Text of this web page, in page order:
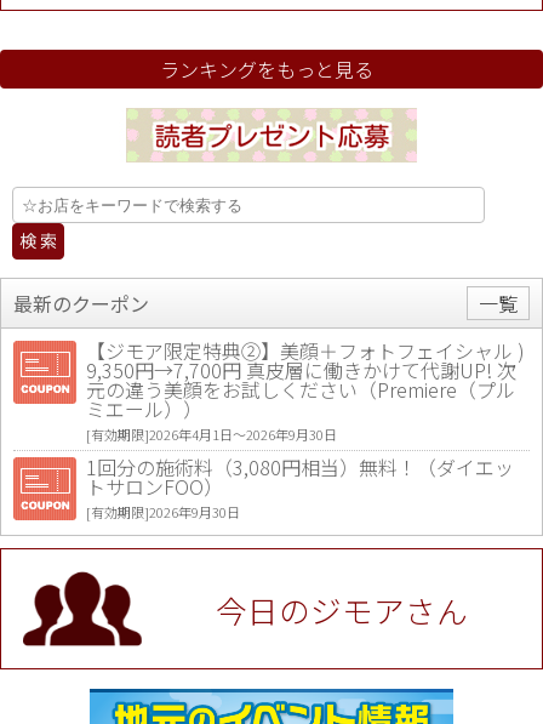
ランキングをもっと見る
最新のクーポン
一覧
【ジモア限定特典②】美顔＋フォトフェイシャル )
9,350円→7,700円 真皮層に働きかけて代謝UP! 次
元の違う美顔をお試しください（Premiere（プル
ミエール））
[有効期限]2026年4月1日〜2026年9月30日
1回分の施術料（3,080円相当）無料！（ダイエッ
トサロンFOO）
[有効期限]2026年9月30日
値段提示後「ジモア見た」で更に買い取り金額 U
P！※チケットと新品商品は除く（大黒屋 高田馬場
駅前店）
[有効期限]2026年9月30日
★ジモア限定特典★ お会計より全品5％OFF（ナチ
ュラル＆ハンドメイドショップ［マキマキ］）
[有効期限]2026年9月30日まで
今日のジモアさん